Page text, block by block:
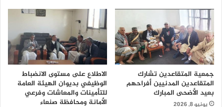
جمعية المتقاعدين تشارك
المتقاعدين المدنيين أفراحهم
بعيد الأضحى المبارك
يونيو 8, 2026
الاطلاع على مستوى الانضباط
الوظيفي بديوان الهيئة العامة
للتأمينات والمعاشات وفرعي
الأمانة ومحافظة صنعاء